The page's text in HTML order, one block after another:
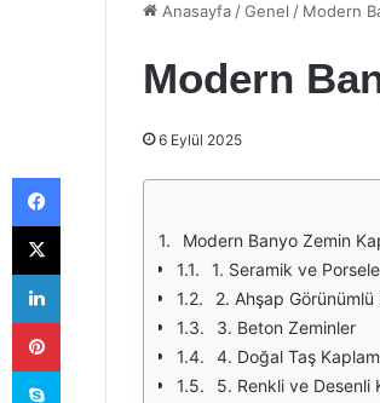
Anasayfa /Genel / Modern
Modern
6 Eylül 2025
Modern Banyo Zemin
1. Seramik ve
2. Ahşap Görünümlü
3. Beton Zeminler
4. Doğal Taş
5. Renkli ve Desenli
Facebook
X
LinkedIn
Pinterest
Skype